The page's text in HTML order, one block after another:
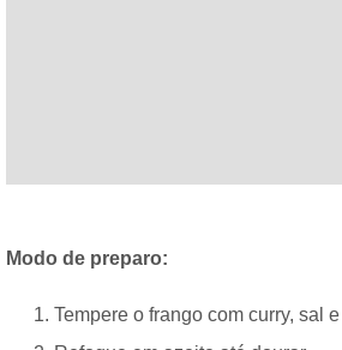
Modo de preparo:
Tempere o frango com curry, sal